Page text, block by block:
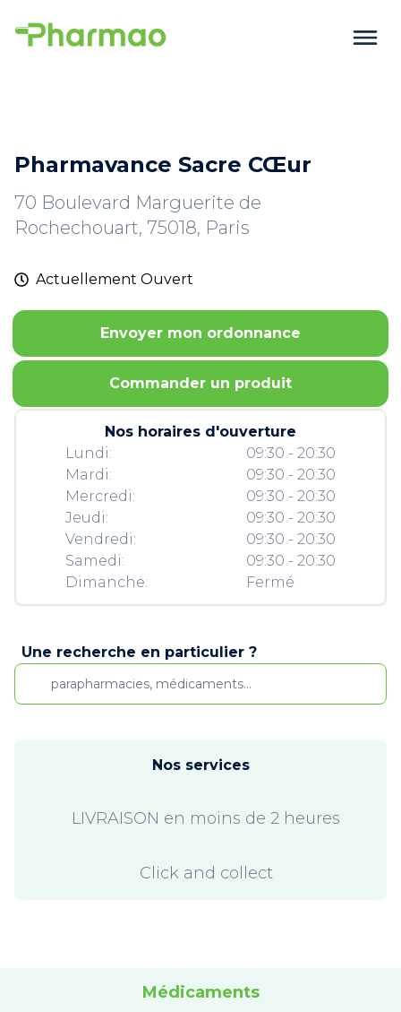
Pharmavance Sacre CŒur
70 Boulevard Marguerite de
Rochechouart, 75018, Paris
Actuellement Ouvert
Envoyer mon ordonnance
Commander un produit
Nos horaires d'ouverture
Lundi:
Mardi:
Mercredi:
Jeudi:
Vendredi:
Samedi:
Dimanche:
09:30 - 20:30
09:30 - 20:30
09:30 - 20:30
09:30 - 20:30
09:30 - 20:30
09:30 - 20:30
Fermé
Une recherche en particulier ?
Nos services
LIVRAISON en moins de 2 heures
Click and collect
Médicaments